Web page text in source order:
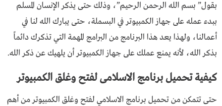
بقول” بسم الله الرحمن الرحيم”، وذلك حتى يذكر الإنسان المسلم
ببدء عمله على جهاز الكمبيوتر في البسملة، حتى يبارك الله لنا في
أعمالنا، ولهذا يعد هذا البرنامج من البرامج المهمة التي تذكرك دائماً
بذكر الله، لأنه يمنع عملك على جهاز الكمبيوتر أن يلهيك عن ذكر الله.
كيفية تحميل برنامج الاسلامى لفتح وغلق الكمبيوتر
حتى تتمكن من تحميل برنامج الاسلامي لفتح وغلق الكمبيوتر من أهم